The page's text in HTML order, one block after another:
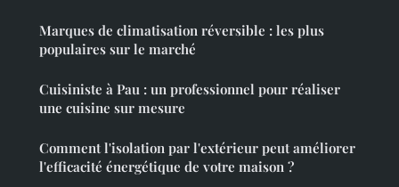
Marques de climatisation réversible : les plus
populaires sur le marché
Cuisiniste à Pau : un professionnel pour réaliser
une cuisine sur mesure
Comment l'isolation par l'extérieur peut améliorer
l'efficacité énergétique de votre maison ?